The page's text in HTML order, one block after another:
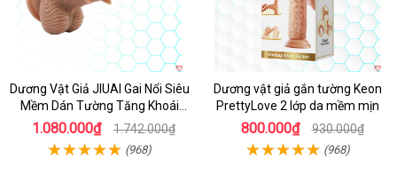
Dương Vật Giả JIUAI Gai Nổi Siêu
Mềm Dán Tường Tăng Khoái
Cảm
1.080.000₫ 1.742.000₫
(968)
Dương vật giả gắn tường Keon
PrettyLove 2 lớp da mềm mịn
800.000₫ 930.000₫
(968)